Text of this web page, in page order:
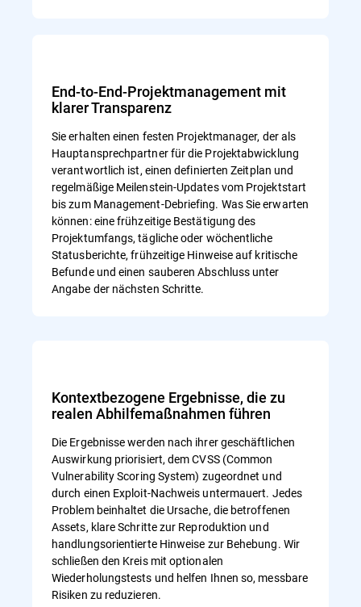
End-to-End-Projektmanagement mit
klarer Transparenz
Sie erhalten einen festen Projektmanager, der als
Hauptansprechpartner für die Projektabwicklung
verantwortlich ist, einen definierten Zeitplan und
regelmäßige Meilenstein-Updates vom Projektstart
bis zum Management-Debriefing. Was Sie erwarten
können: eine frühzeitige Bestätigung des
Projektumfangs, tägliche oder wöchentliche
Statusberichte, frühzeitige Hinweise auf kritische
Befunde und einen sauberen Abschluss unter
Angabe der nächsten Schritte.
Kontextbezogene Ergebnisse, die zu
realen Abhilfemaßnahmen führen
Die Ergebnisse werden nach ihrer geschäftlichen
Auswirkung priorisiert, dem CVSS (Common
Vulnerability Scoring System) zugeordnet und
durch einen Exploit-Nachweis untermauert. Jedes
Problem beinhaltet die Ursache, die betroffenen
Assets, klare Schritte zur Reproduktion und
handlungsorientierte Hinweise zur Behebung. Wir
schließen den Kreis mit optionalen
Wiederholungstests und helfen Ihnen so, messbare
Risiken zu reduzieren.